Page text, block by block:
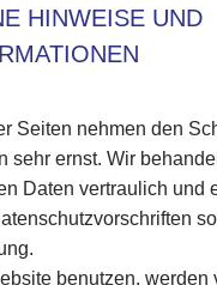
HINWEISE UND
Seiten nehmen den
sehr ernst. Wir
Daten vertraulich und
benutzen, werden